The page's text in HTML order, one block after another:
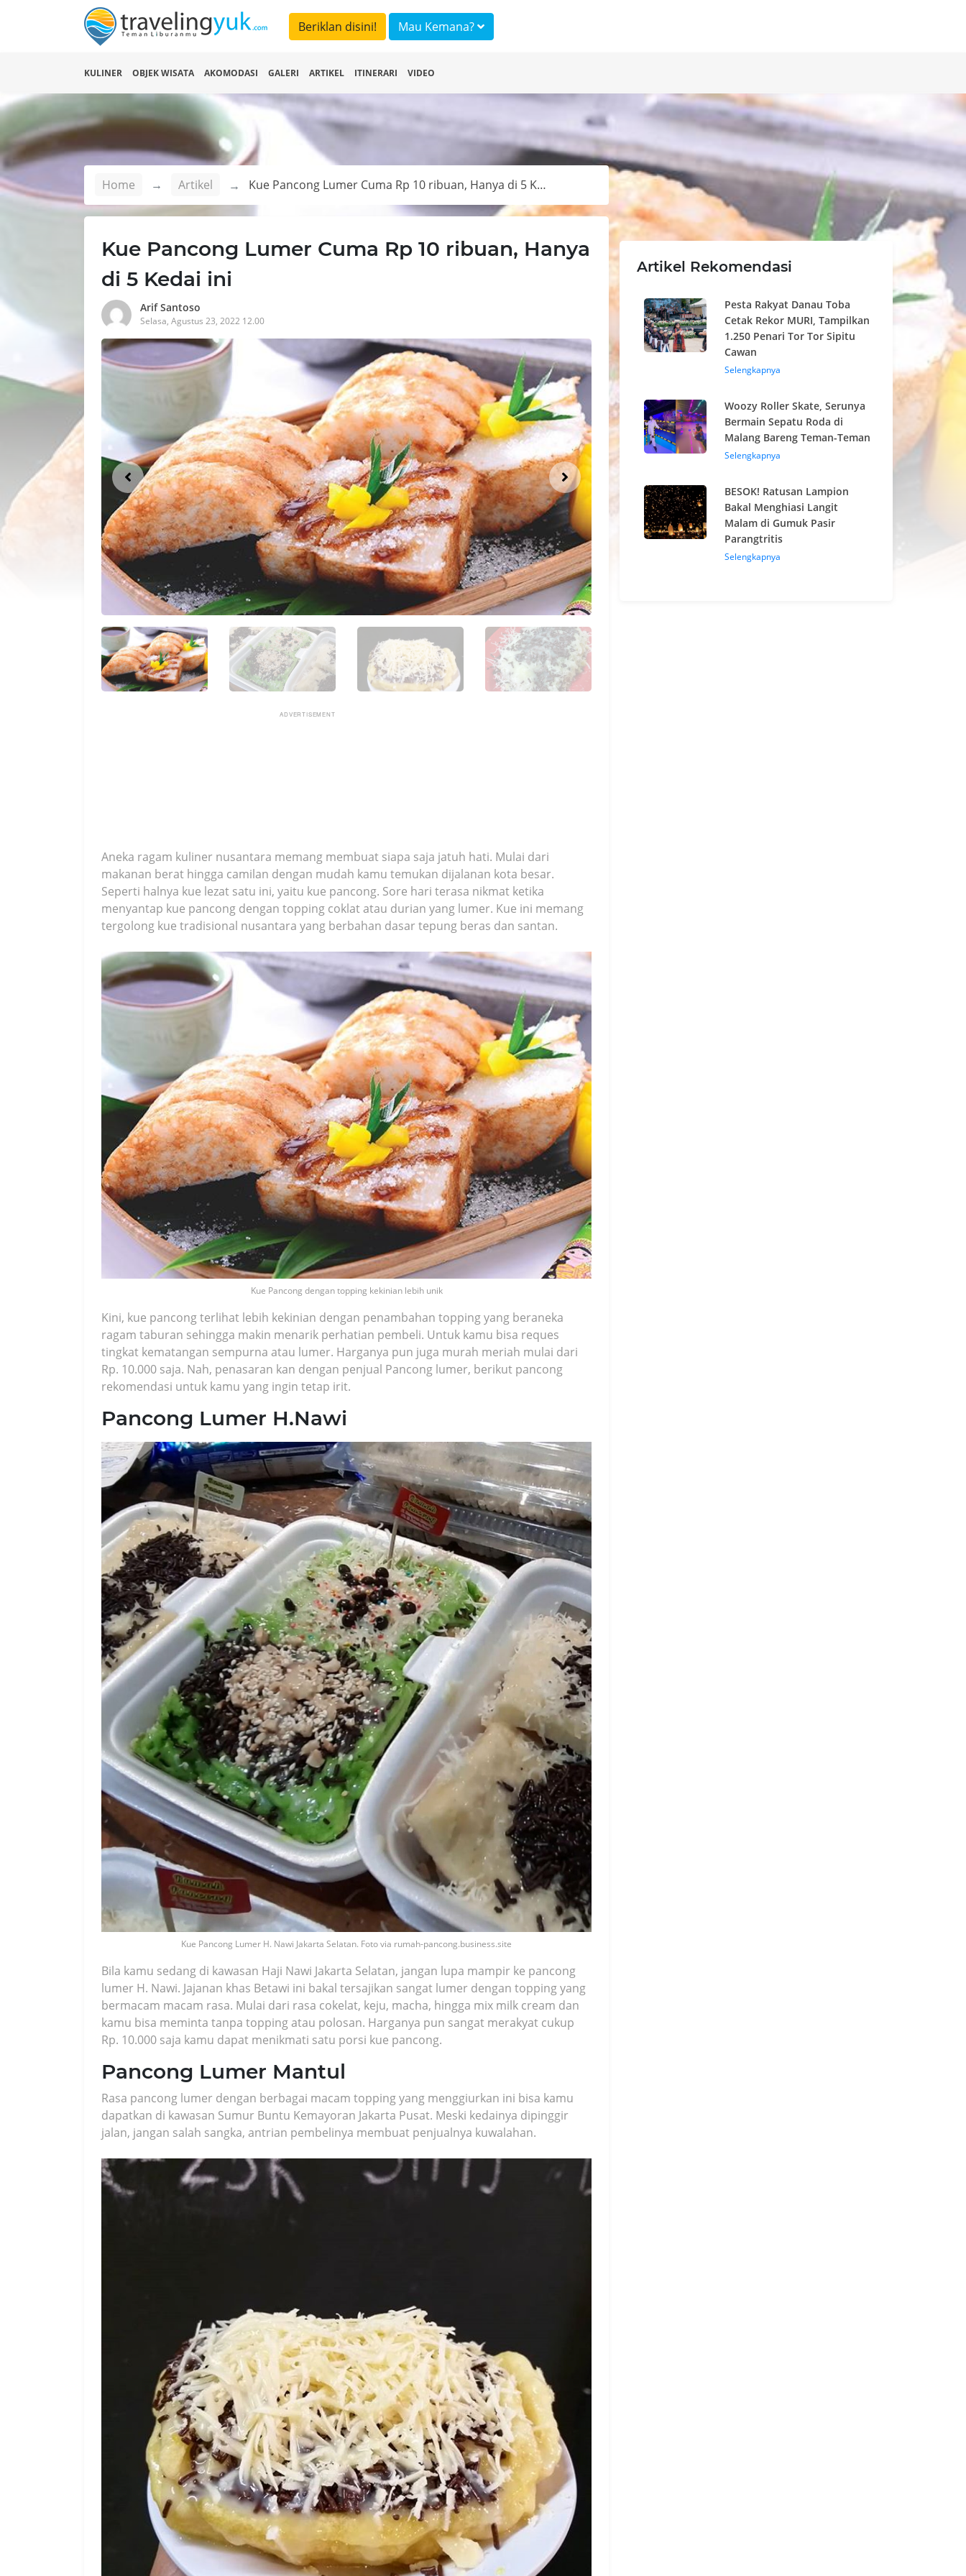
Beriklan disini! Mau Kemana?
KULINER OBJEK WISATA AKOMODASI GALERI ARTIKEL ITINERARI VIDEO
Home Artikel Kue Pancong Lumer Cuma Rp 10 ribuan, Hanya di 5 Kedai ini
Kue Pancong Lumer Cuma Rp 10 ribuan, Hanya
di 5 Kedai ini
Arif Santoso
Selasa, Agustus 23, 2022 12.00
ADVERTISEMENT
Aneka ragam kuliner nusantara memang membuat siapa saja jatuh hati. Mulai dari
makanan berat hingga camilan dengan mudah kamu temukan dijalanan kota besar.
Seperti halnya kue lezat satu ini, yaitu kue pancong. Sore hari terasa nikmat ketika
menyantap kue pancong dengan topping coklat atau durian yang lumer. Kue ini memang
tergolong kue tradisional nusantara yang berbahan dasar tepung beras dan santan.
Kue Pancong dengan topping kekinian lebih unik
Kini, kue pancong terlihat lebih kekinian dengan penambahan topping yang beraneka
ragam taburan sehingga makin menarik perhatian pembeli. Untuk kamu bisa reques
tingkat kematangan sempurna atau lumer. Harganya pun juga murah meriah mulai dari
Rp. 10.000 saja. Nah, penasaran kan dengan penjual Pancong lumer, berikut pancong
rekomendasi untuk kamu yang ingin tetap irit.
Pancong Lumer H.Nawi
Kue Pancong Lumer H. Nawi Jakarta Selatan. Foto via rumah-pancong.business.site
Bila kamu sedang di kawasan Haji Nawi Jakarta Selatan, jangan lupa mampir ke pancong
lumer H. Nawi. Jajanan khas Betawi ini bakal tersajikan sangat lumer dengan topping yang
bermacam macam rasa. Mulai dari rasa cokelat, keju, macha, hingga mix milk cream dan
kamu bisa meminta tanpa topping atau polosan. Harganya pun sangat merakyat cukup
Rp. 10.000 saja kamu dapat menikmati satu porsi kue pancong.
Pancong Lumer Mantul
Rasa pancong lumer dengan berbagai macam topping yang menggiurkan ini bisa kamu
dapatkan di kawasan Sumur Buntu Kemayoran Jakarta Pusat. Meski kedainya dipinggir
jalan, jangan salah sangka, antrian pembelinya membuat penjualnya kuwalahan.
Artikel Rekomendasi
Pesta Rakyat Danau Toba
Cetak Rekor MURI, Tampilkan
1.250 Penari Tor Tor Sipitu
Cawan
Selengkapnya
Woozy Roller Skate, Serunya
Bermain Sepatu Roda di
Malang Bareng Teman-Teman
Selengkapnya
BESOK! Ratusan Lampion
Bakal Menghiasi Langit
Malam di Gumuk Pasir
Parangtritis
Selengkapnya